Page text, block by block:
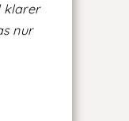
klarer
nur